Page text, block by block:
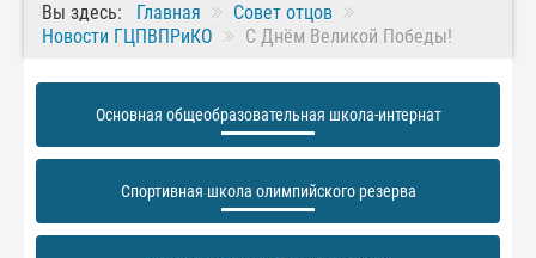
Вы здесь: Главная
Совет отцов
Новости ГЦПВПРиКО
С Днём Великой Победы!
Основная общеобразовательная школа-интернат
Спортивная школа олимпийского резерва